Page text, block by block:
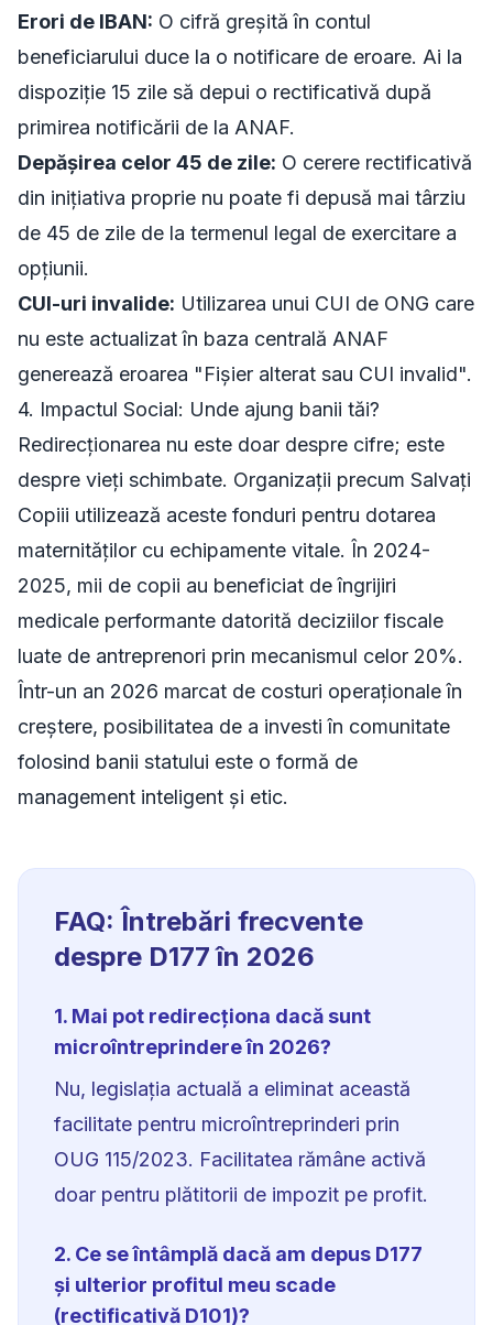
Erori de IBAN: O cifră greșită în contul
beneficiarului duce la o notificare de eroare. Ai la
dispoziție 15 zile să depui o rectificativă după
primirea notificării de la ANAF.
Depășirea celor 45 de zile: O cerere rectificativă
din inițiativa proprie nu poate fi depusă mai târziu
de 45 de zile de la termenul legal de exercitare a
opțiunii.
CUI-uri invalide: Utilizarea unui CUI de ONG care
nu este actualizat în baza centrală ANAF
generează eroarea "Fișier alterat sau CUI invalid".
4. Impactul Social: Unde ajung banii tăi?
Redirecționarea nu este doar despre cifre; este
despre vieți schimbate. Organizații precum Salvați
Copiii utilizează aceste fonduri pentru dotarea
maternităților cu echipamente vitale. În 2024-
2025, mii de copii au beneficiat de îngrijiri
medicale performante datorită deciziilor fiscale
luate de antreprenori prin mecanismul celor 20%.
Într-un an 2026 marcat de costuri operaționale în
creștere, posibilitatea de a investi în comunitate
folosind banii statului este o formă de
management inteligent și etic.
FAQ: Întrebări frecvente
despre D177 în 2026
1. Mai pot redirecționa dacă sunt
microîntreprindere în 2026?
Nu, legislația actuală a eliminat această
facilitate pentru microîntreprinderi prin
OUG 115/2023. Facilitatea rămâne activă
doar pentru plătitorii de impozit pe profit.
2. Ce se întâmplă dacă am depus D177
și ulterior profitul meu scade
(rectificativă D101)?